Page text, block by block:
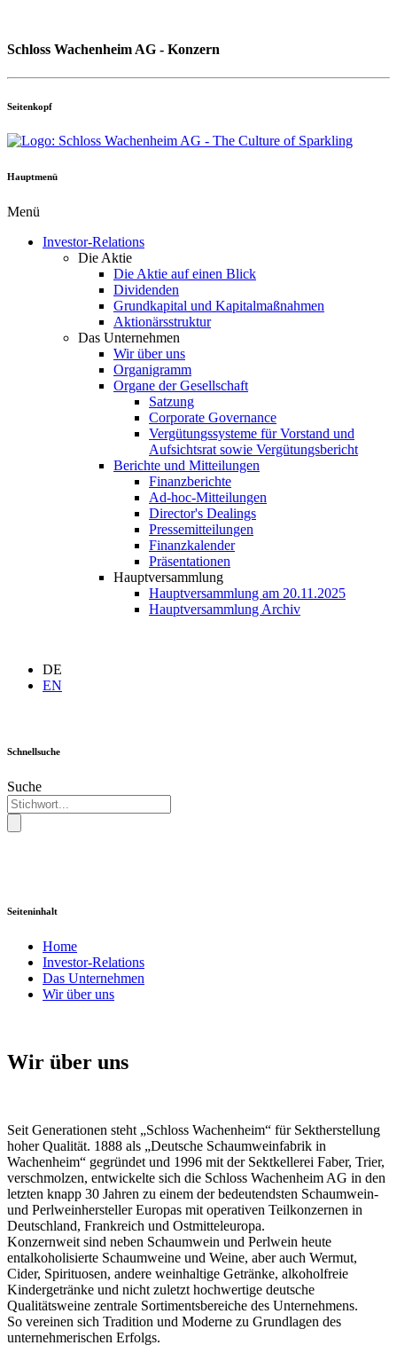
Schloss Wachenheim AG - Konzern
Seitenkopf
Hauptmenü
Menü
Investor-Relations
Die Aktie
Die Aktie auf einen Blick
Dividenden
Grundkapital und Kapitalmaßnahmen
Aktionärsstruktur
Das Unternehmen
Wir über uns
Organigramm
Organe der Gesellschaft
Satzung
Corporate Governance
Vergütungssysteme für Vorstand und
Aufsichtsrat sowie Vergütungsbericht
Berichte und Mitteilungen
Finanzberichte
Ad-hoc-Mitteilungen
Director's Dealings
Pressemitteilungen
Finanzkalender
Präsentationen
Hauptversammlung
Hauptversammlung am 20.11.2025
Hauptversammlung Archiv
DE
EN
Schnellsuche
Suche
Seiteninhalt
Home
Investor-Relations
Das Unternehmen
Wir über uns
Wir über uns
Seit Generationen steht „Schloss Wachenheim“ für Sektherstellung
hoher Qualität. 1888 als „Deutsche Schaumweinfabrik in
Wachenheim“ gegründet und 1996 mit der Sektkellerei Faber, Trier,
verschmolzen, entwickelte sich die Schloss Wachenheim AG in den
letzten knapp 30 Jahren zu einem der bedeutendsten Schaumwein-
und Perlweinhersteller Europas mit operativen Teilkonzernen in
Deutschland, Frankreich und Ostmitteleuropa.
Konzernweit sind neben Schaumwein und Perlwein heute
entalkoholisierte Schaumweine und Weine, aber auch Wermut,
Cider, Spirituosen, andere weinhaltige Getränke, alkoholfreie
Kindergetränke und nicht zuletzt hochwertige deutsche
Qualitätsweine zentrale Sortimentsbereiche des Unternehmens.
So vereinen sich Tradition und Moderne zu Grundlagen des
unternehmerischen Erfolgs.